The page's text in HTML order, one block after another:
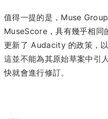
值得一提的是，Muse
MuseScore，具有幾乎相同
更新了 Audacity 的政策，
這並不能為其原始草案中引
快就會進行修訂。